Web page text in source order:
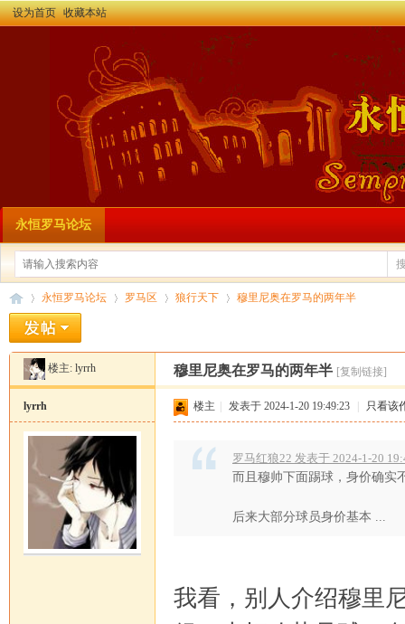
设为首页 收藏本站
永恒罗马论坛
»
永恒罗马论坛 罗马区 狼行天下
›
穆里尼奥在罗马的两年半
楼主: lyrrh 穆里尼奥在罗马的两年半 [复制链接]
lyrrh 楼主 发表于 2024-1-20 19:49:23 只看该
罗马红狼22 发表于 2024-1-20
而且穆帅下面踢球，身价确实
后来大部分球员身价基本 ...
我看，别人介绍穆里